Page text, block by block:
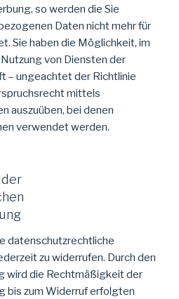
so werden die Sie
Daten nicht mehr für
Sie haben die Möglichkeit, im
von Diensten der
– ungeachtet der Richtlinie
mittels
auszuüben, bei denen
verwendet werden.
datenschutzrechtliche
zu widerrufen. Durch den
wird die Rechtmäßigkeit der
bis zum Widerruf erfolgten